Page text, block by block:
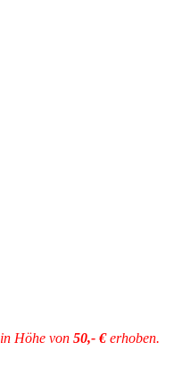
Höhe von 50,- €erhoben.